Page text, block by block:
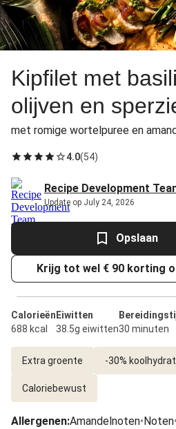
Kipfilet met
olijven en
met romige wortelpuree en
4.0(54)
Recipe Development
Update op July 24, 2026
Opslaan
Krijg tot wel € 90 korting
Calorieën
688 kcal
Eiwitten
38.5g eiwitten30 minuten
Extra groente -30%
Caloriebewust
Allergenen:Amandelnoten•Noten•